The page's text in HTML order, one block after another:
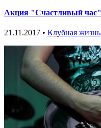
Акция "Счастливый час"
21.11.2017 • Клубная жизнь